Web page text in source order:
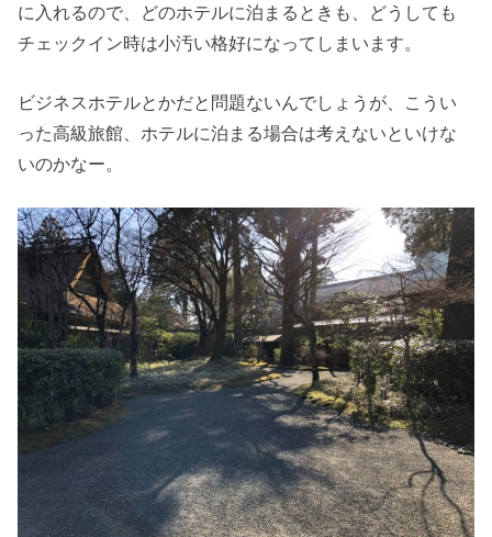
に入れるので、どのホテルに泊まるときも、どうしても
チェックイン時は小汚い格好になってしまいます。
ビジネスホテルとかだと問題ないんでしょうが、こうい
った高級旅館、ホテルに泊まる場合は考えないといけな
いのかなー。